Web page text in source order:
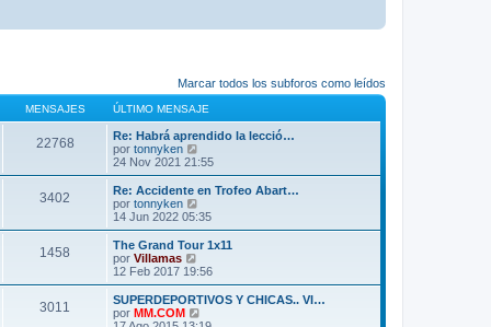
Marcar todos los subforos como leídos
MENSAJES ÚLTIMO MENSAJE
22768
Re: Habrá aprendido la lecció…
por tonnyken
e
r
ú
t
m
o
m
e
s
a
24 Nov 2021 21:55
3402
Re: Accidente en Trofeo Abart…
por tonnyken
e
r
ú
t
m
o
m
14 Jun 2022 05:35
1458
The Grand Tour 1x11
por Villamas
e
r
ú
l
t
12 Feb 2017 19:56
3011
SUPERDEPORTIVOS Y CHICAS.. VI…
por MM.COM
e